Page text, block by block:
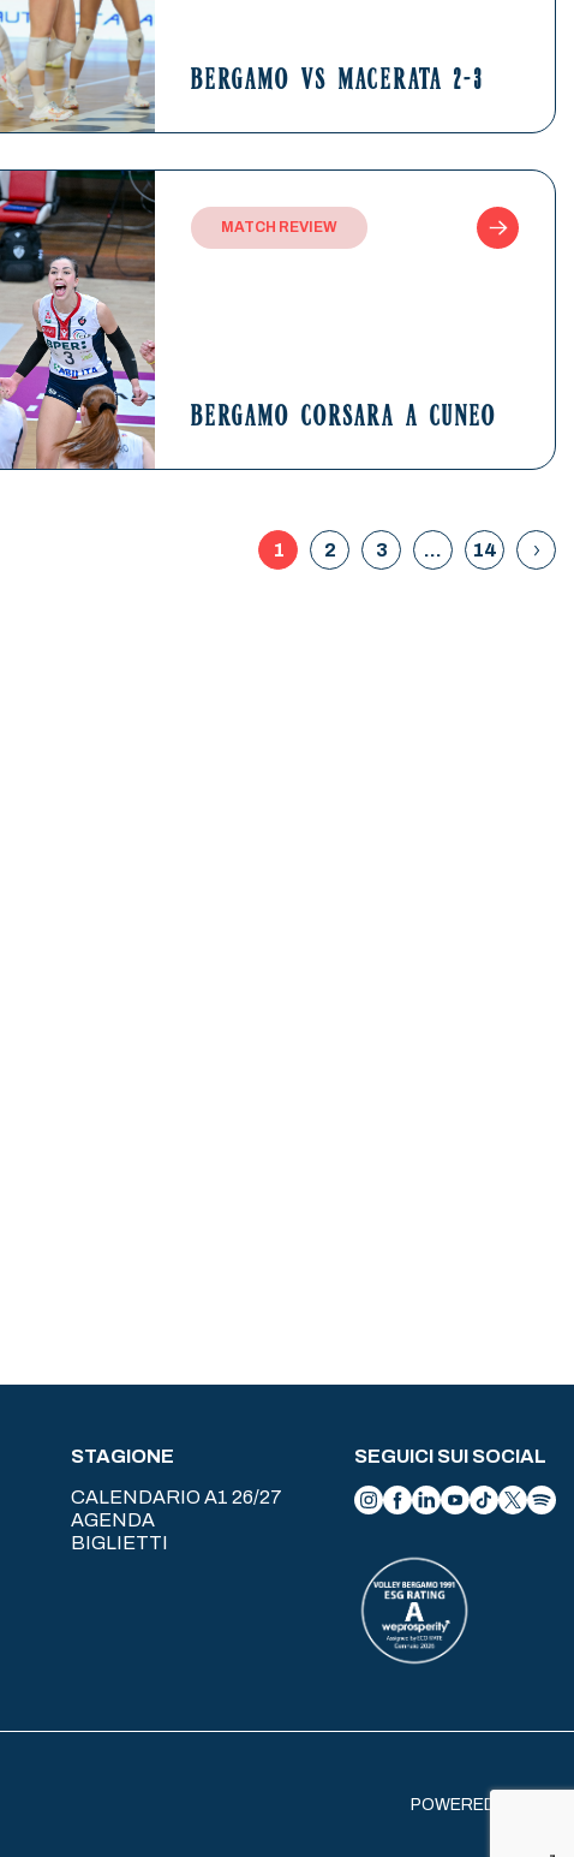
BERGAMO VS MACERATA 2-3
MATCH REVIEW
BERGAMO CORSARA A CUNEO
1 2 3 … 14
STAGIONE
CALENDARIO A1 26/27
AGENDA
BIGLIETTI
SEGUICI SUI SOCIAL
POWERED BY